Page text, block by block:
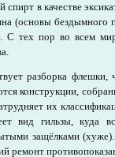
в качестве
(основы бездымного
С тех пор во всем
разборка флешки,
конструкции,
их
вид гильзы, куда
защёлками
ремонт